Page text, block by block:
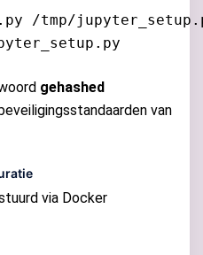
/tmp/
gehashed
van
via Docker